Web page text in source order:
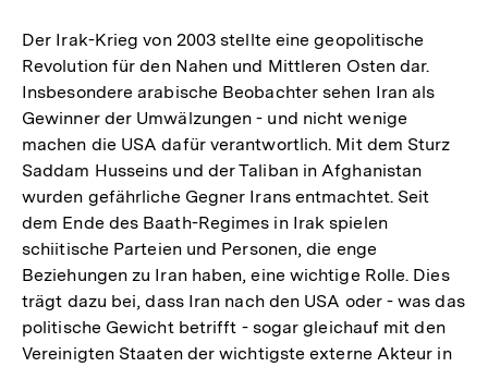
Der Irak-Krieg von 2003 stellte eine geopolitische
Revolution für den Nahen und Mittleren Osten dar.
Insbesondere arabische Beobachter sehen Iran als
Gewinner der Umwälzungen - und nicht wenige
machen die USA dafür verantwortlich. Mit dem Sturz
Saddam Husseins und der Taliban in Afghanistan
wurden gefährliche Gegner Irans entmachtet. Seit
dem Ende des Baath-Regimes in Irak spielen
schiitische Parteien und Personen, die enge
Beziehungen zu Iran haben, eine wichtige Rolle. Dies
trägt dazu bei, dass Iran nach den USA oder - was das
politische Gewicht betrifft - sogar gleichauf mit den
Vereinigten Staaten der wichtigste externe Akteur in